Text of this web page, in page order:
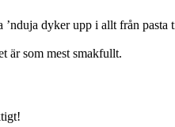
dyker upp i allt från
är som mest smakfullt.